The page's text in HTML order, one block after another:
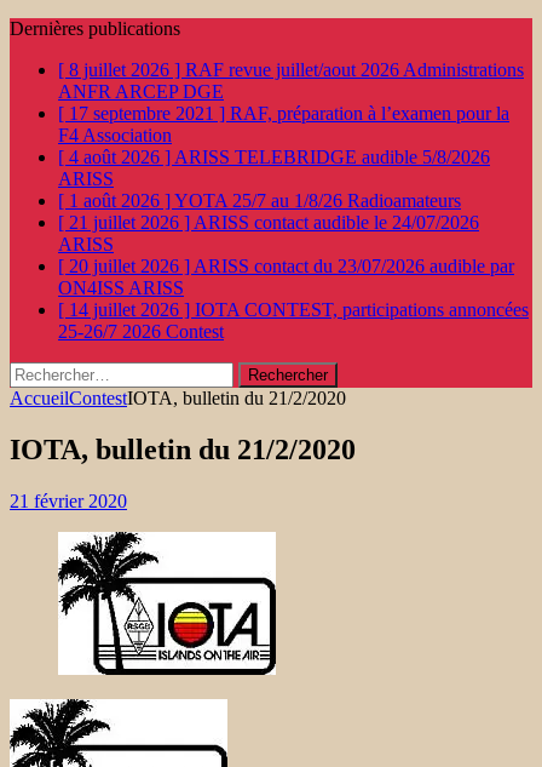
Dernières publications
[ 8 juillet 2026 ] RAF revue juillet/aout 2026 Administrations
ANFR ARCEP DGE
[ 17 septembre 2021 ] RAF, préparation à l’examen pour la
F4 Association
[ 4 août 2026 ] ARISS TELEBRIDGE audible 5/8/2026
ARISS
[ 1 août 2026 ]YOTA 25/7 au 1/8/26 Radioamateurs
[ 21 juillet 2026 ] ARISS contact audible le 24/07/2026
ARISS
[ 20 juillet 2026 ] ARISS contact du 23/07/2026 audible par
ON4ISS ARISS
[ 14 juillet 2026 ] IOTA CONTEST, participations annoncées
25-26/7 2026 Contest
Rechercher :
AccueilContestIOTA, bulletin du 21/2/2020
IOTA, bulletin du 21/2/2020
21 février 2020